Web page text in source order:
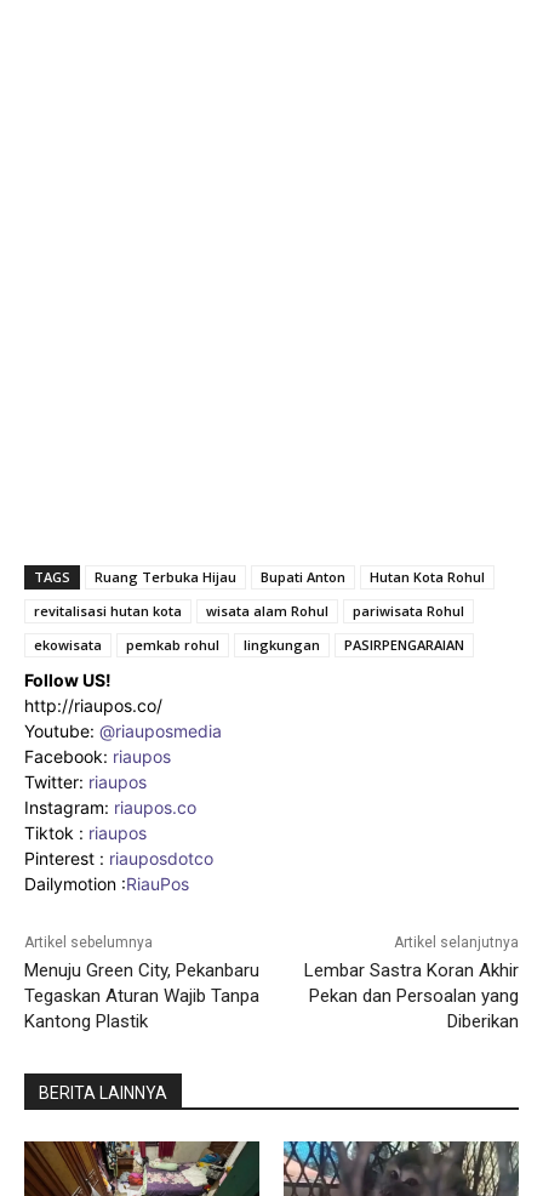
TAGS Ruang Terbuka Hijau Bupati Anton
Hutan Kota Rohul
revitalisasi hutan kota
wisata alam Rohul
pariwisata Rohul
ekowisata
pemkab rohul lingkungan PASIRPENGARAIAN
Follow US!
http://riaupos.co/
Youtube: @riauposmedia
Facebook: riaupos
Twitter: riaupos
Instagram: riaupos.co
Tiktok : riaupos
Pinterest : riauposdotco
Dailymotion :RiauPos
Artikel sebelumnya
Menuju Green City, Pekanbaru
Tegaskan Aturan Wajib Tanpa
Kantong Plastik
Artikel selanjutnya
Lembar Sastra Koran Akhir
Pekan dan Persoalan yang
Diberikan
BERITA LAINNYA